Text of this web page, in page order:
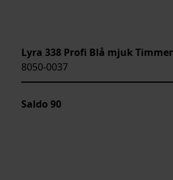
Lyra 338 Profi Blå mjuk
8050-0037
Saldo 90